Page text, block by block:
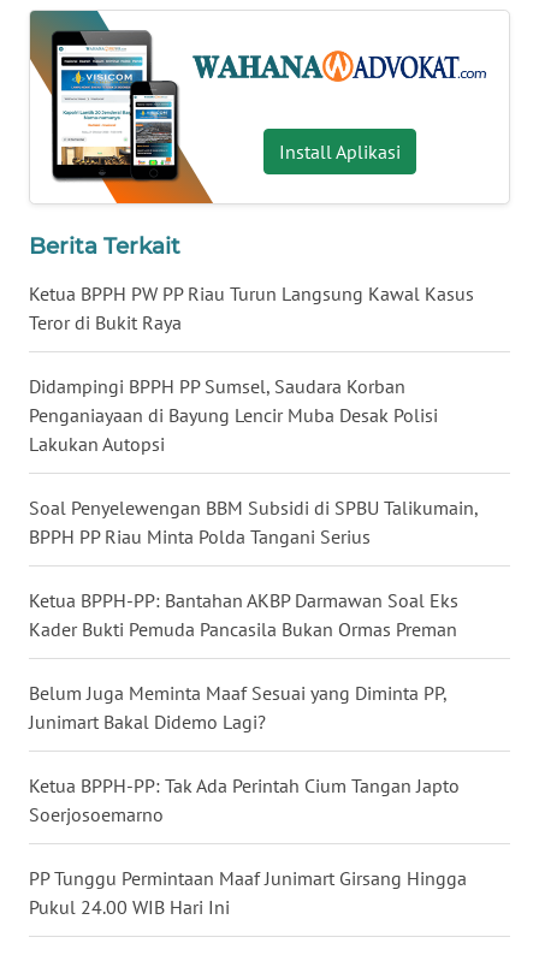
Install Aplikasi
Berita Terkait
Ketua BPPH PW PP Riau Turun Langsung Kawal Kasus
Teror di Bukit Raya
Didampingi BPPH PP Sumsel, Saudara Korban
Penganiayaan di Bayung Lencir Muba Desak Polisi
Lakukan Autopsi
Soal Penyelewengan BBM Subsidi di SPBU Talikumain,
BPPH PP Riau Minta Polda Tangani Serius
Ketua BPPH-PP: Bantahan AKBP Darmawan Soal Eks
Kader Bukti Pemuda Pancasila Bukan Ormas Preman
Belum Juga Meminta Maaf Sesuai yang Diminta PP,
Junimart Bakal Didemo Lagi?
Ketua BPPH-PP: Tak Ada Perintah Cium Tangan Japto
Soerjosoemarno
PP Tunggu Permintaan Maaf Junimart Girsang Hingga
Pukul 24.00 WIB Hari Ini
WN
JAMBI
WN
SULTRA
WN
NTB
WN
SULTENG
WN
SULBAR
WN
BABEL
WN
SUMBAR
WN